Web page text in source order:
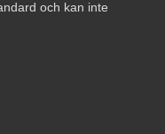
och kan inte